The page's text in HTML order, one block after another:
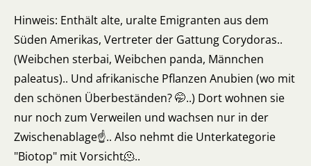
Hinweis: Enthält alte, uralte Emigranten aus dem
Süden Amerikas, Vertreter der Gattung Corydoras..
(Weibchen sterbai, Weibchen panda, Männchen
paleatus).. Und afrikanische Pflanzen Anubien (wo mit
den schönen Überbeständen? 🤭..) Dort wohnen sie
nur noch zum Verweilen und wachsen nur in der
Zwischenablage☝️.. Also nehmt die Unterkategorie
"Biotop" mit Vorsicht🫠..